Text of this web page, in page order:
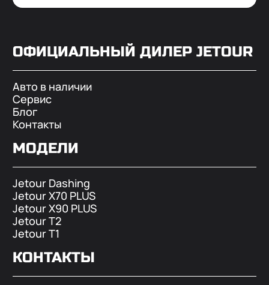
ОФИЦИАЛЬНЫЙ ДИЛЕР JETOUR
Авто в наличии
Сервис
Блог
Контакты
МОДЕЛИ
Jetour Dashing
Jetour X70 PLUS
Jetour X90 PLUS
Jetour T2
Jetour T1
КОНТАКТЫ